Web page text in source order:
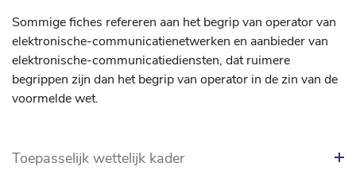
Sommige fiches refereren aan het begrip van operator van
elektronische-communicatienetwerken en aanbieder van
elektronische-communicatiediensten, dat ruimere
begrippen zijn dan het begrip van operator in de zin van de
voormelde wet.
Toepasselijk wettelijk kader